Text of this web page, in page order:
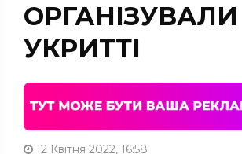
УКРИТТІ
12 Квітня 2022, 16:58